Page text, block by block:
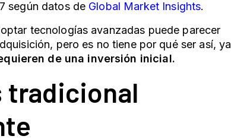
según datos de Global Market Insights.
tecnologías avanzadas puede parecer
pero es no tiene por qué ser así, ya
de una inversión inicial.
tradicional